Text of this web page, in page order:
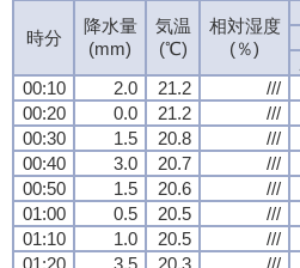
時分
降水量
(mm)
気温
(℃)
相対湿度
(％)
00:10
2.0 21.2 ///
00:20
0.0 21.2 ///
00:30
1.5 20.8 ///
00:40
3.0 20.7 ///
00:50
1.5 20.6 ///
01:00
0.5 20.5 ///
01:10
1.0 20.5 ///
01:20
3.5 20.3 ///